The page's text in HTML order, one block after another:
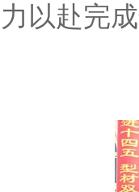
力以赴完